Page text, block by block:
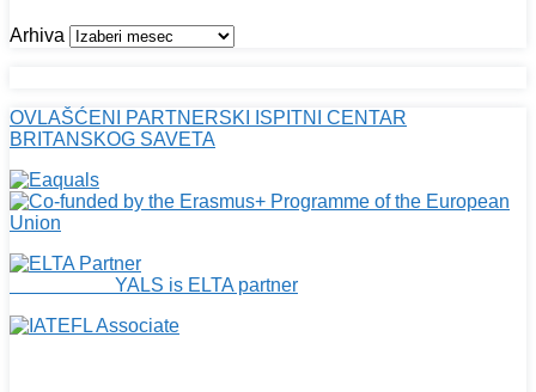
Arhiva
OVLAŠĆENI PARTNERSKI ISPITNI CENTAR
BRITANSKOG SAVETA
YALS is ELTA partner